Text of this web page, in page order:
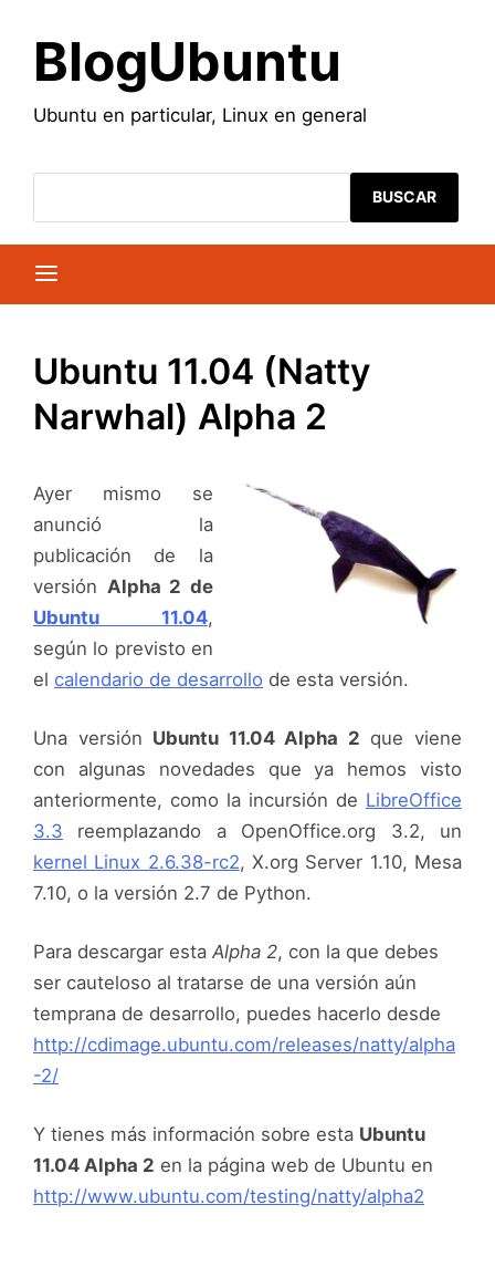
contenido
BlogUbuntu
Ubuntu en particular, Linux en general
BUSCAR
Ubuntu 11.04 (Natty
Narwhal) Alpha 2
Ayer mismo se
anunció la
publicación de la
versión Alpha 2 de
Ubuntu 11.04,
según lo previsto en
el calendario de desarrollo de esta versión.
Una versión Ubuntu 11.04 Alpha 2 que viene
con algunas novedades que ya hemos visto
anteriormente, como la incursión de LibreOffice
3.3 reemplazando a OpenOffice.org 3.2, un
kernel Linux 2.6.38-rc2, X.org Server 1.10, Mesa
7.10, o la versión 2.7 de Python.
Para descargar esta Alpha 2, con la que debes
ser cauteloso al tratarse de una versión aún
temprana de desarrollo, puedes hacerlo desde
http://cdimage.ubuntu.com/releases/natty/alpha
-2/
Y tienes más información sobre esta Ubuntu
11.04 Alpha 2 en la página web de Ubuntu en
http://www.ubuntu.com/testing/natty/alpha2